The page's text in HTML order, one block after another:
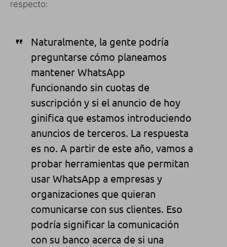
respecto:
Naturalmente, la gente podría
preguntarse cómo planeamos
mantener WhatsApp
funcionando sin cuotas de
suscripción y si el anuncio de hoy
ginifica que estamos introduciendo
anuncios de terceros. La respuesta
es no. A partir de este año, vamos a
probar herramientas que permitan
usar WhatsApp a empresas y
organizaciones que quieran
comunicarse con sus clientes. Eso
podría significar la comunicación
con su banco acerca de si una